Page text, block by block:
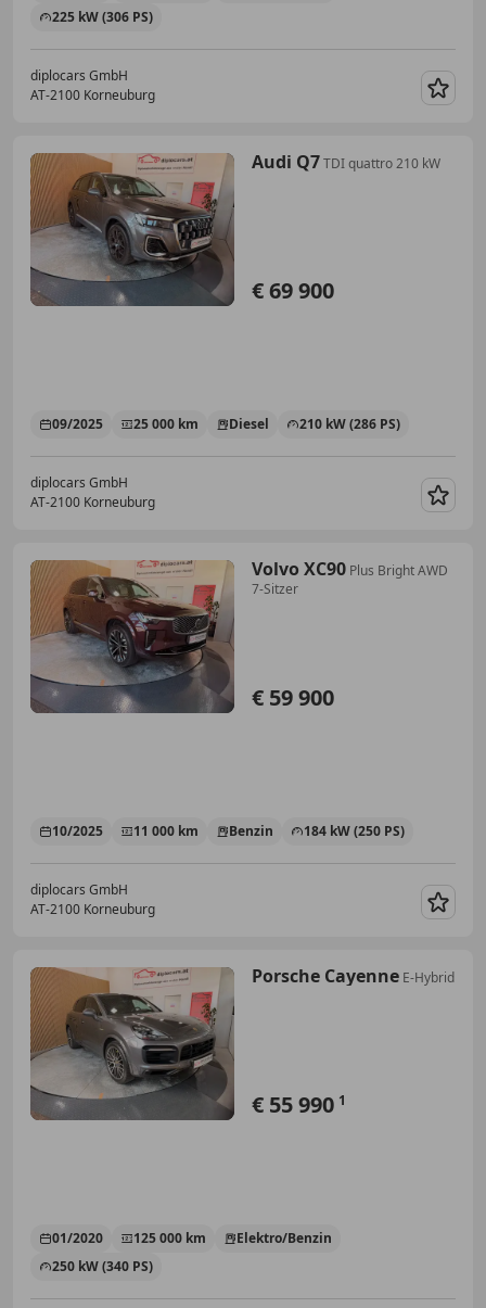
225 kW (306 PS)
diplocars GmbH
AT-2100 Korneuburg
Audi Q7TDI quattro 210 kW
€ 69 900
09/2025 25 000 km Diesel 210 kW (286 PS)
diplocars GmbH
AT-2100 Korneuburg
Volvo XC90 Plus Bright AWD
7-Sitzer
€ 59 900
10/2025 11 000 km Benzin 184 kW (250 PS)
diplocars GmbH
AT-2100 Korneuburg
Porsche Cayenne E-Hybrid
€ 55 990 1
01/2020 125 000 km
Elektro/Benzin
250 kW (340 PS)